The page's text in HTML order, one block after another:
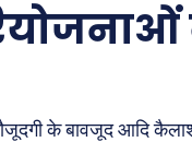
के बावजूद आदि